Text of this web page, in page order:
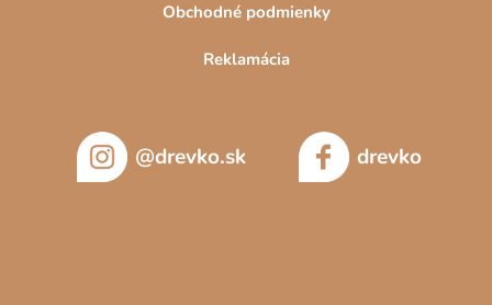
Obchodné podmienky
Reklamácia
@drevko.sk drevko